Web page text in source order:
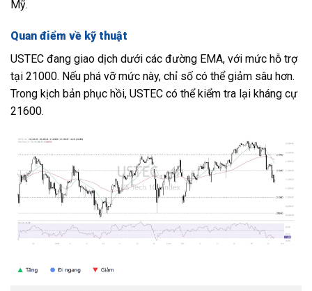
Mỹ.
Quan điểm về kỹ thuật
USTEC đang giao dịch dưới các đường EMA, với mức hỗ trợ
tại 21000. Nếu phá vỡ mức này, chỉ số có thể giảm sâu hơn.
Trong kịch bản phục hồi, USTEC có thể kiểm tra lại kháng cự
21600.